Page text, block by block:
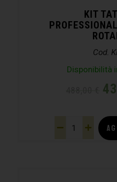
KIT
Cod.
Disponibilità